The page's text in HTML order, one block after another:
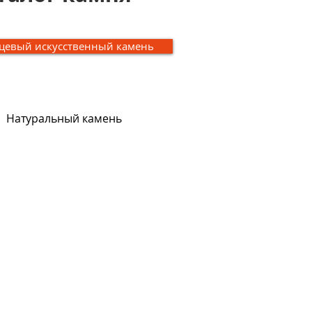
искусственный камень
Натуральный камень